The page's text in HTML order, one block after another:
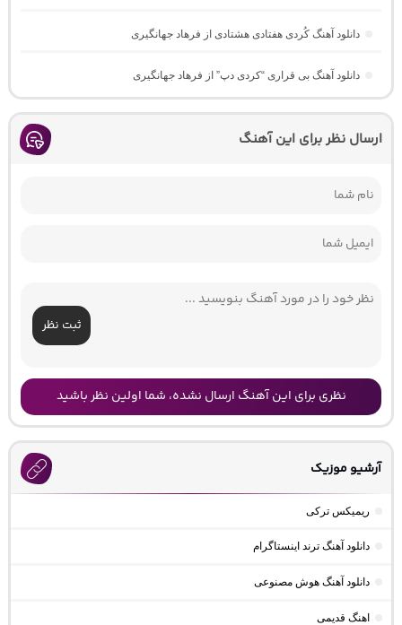
دانلود آهنگ کُردی هفتادی هشتادی از فرهاد جهانگیری
دانلود آهنگ بی قراری “کردی دپ” از فرهاد جهانگیری
ارسال نظر برای این آهنگ
ثبت نظر
نظری برای این آهنگ ارسال نشده، شما اولین نظر باشید
آرشیو موزیک
ریمیکس ترکی
دانلود آهنگ ترند اینستاگرام
دانلود آهنگ هوش مصنوعی
اهنگ قدیمی